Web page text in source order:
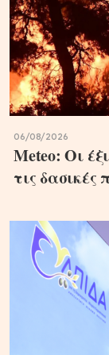
06/08/2026
Meteo: Οι
τις